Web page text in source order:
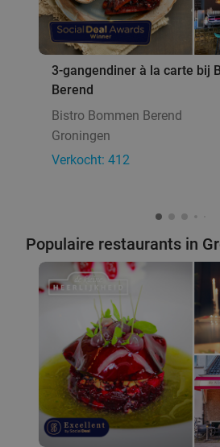
3-gangendiner à la carte bij
Berend
Bistro Bommen Berend
Groningen
Verkocht: 412
Populaire restaurants in